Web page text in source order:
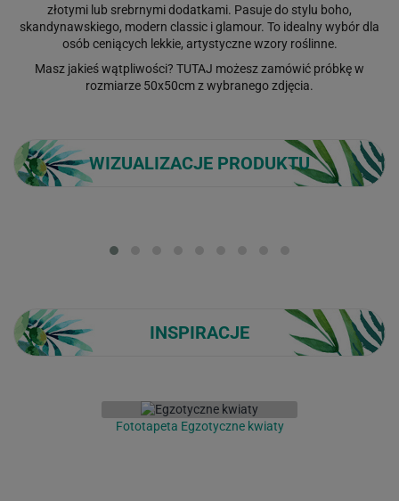
złotymi lub srebrnymi dodatkami. Pasuje do stylu boho,
skandynawskiego, modern classic i glamour. To idealny wybór dla
osób ceniących lekkie, artystyczne wzory roślinne.
Masz jakieś wątpliwości? TUTAJ możesz zamówić próbkę w
rozmiarze 50x50cm z wybranego zdjęcia.
WIZUALIZACJE PRODUKTU
INSPIRACJE
Fototapeta Egzotyczne kwiaty